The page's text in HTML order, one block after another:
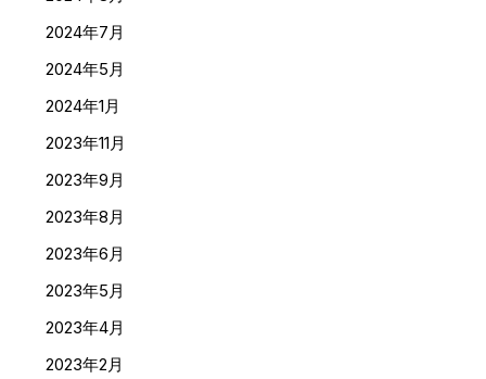
2024年7月
2024年5月
2024年1月
2023年11月
2023年9月
2023年8月
2023年6月
2023年5月
2023年4月
2023年2月